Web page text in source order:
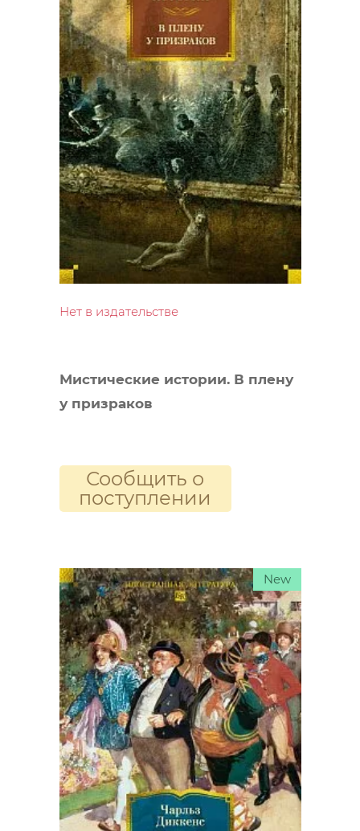
Нет в издательстве
Мистические истории. В плену
у призраков
Сообщить о
поступлении
New